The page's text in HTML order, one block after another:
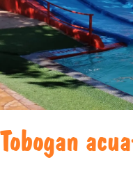
Tobogan